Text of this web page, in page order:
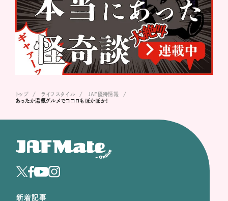
トップ ライフスタイル
JAF優待情報
あったか湯気グルメでココロもぽかぽか！
新着記事